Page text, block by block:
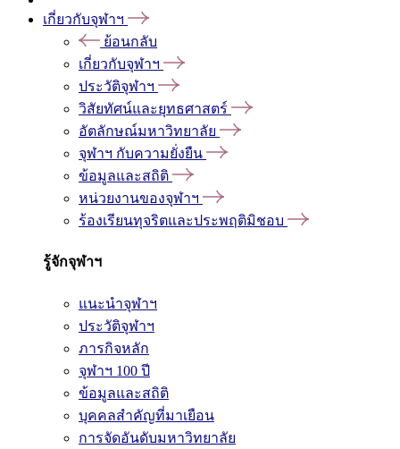
เกี่ยวกับจุฬาฯ
ย้อนกลับ
เกี่ยวกับจุฬาฯ
ประวัติจุฬาฯ
วิสัยทัศน์และยุทธศาสตร์
อัตลักษณ์มหาวิทยาลัย
จุฬาฯ กับความยั่งยืน
ข้อมูลและสถิติ
หน่วยงานของจุฬาฯ
ร้องเรียนทุจริตและประพฤติมิชอบ
รู้จักจุฬาฯ
แนะนำจุฬาฯ
ประวัติจุฬาฯ
ภารกิจหลัก
จุฬาฯ 100 ปี
ข้อมูลและสถิติ
บุคคลสำคัญที่มาเยือน
การจัดอันดับมหาวิทยาลัย